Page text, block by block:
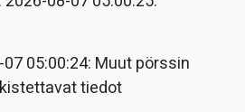
05:00:24: Muut pörssin
tiedot